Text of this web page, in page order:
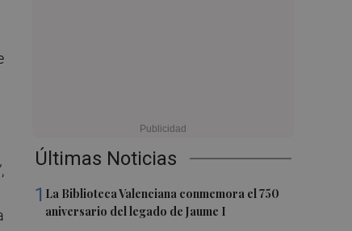
Últimas Noticias
1 La Biblioteca Valenciana conmemora el 750
aniversario del legado de Jaume I